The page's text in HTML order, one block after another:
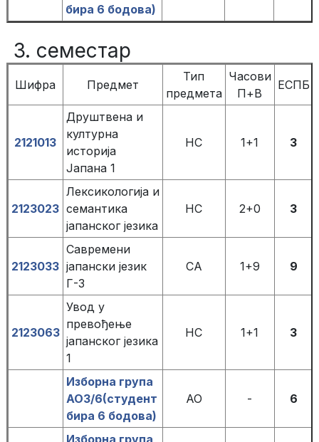
бира 6 бодова)
3. семестар
Шифра Предмет
Тип
предмета
Часови
П+В
ЕСПБ
2121013
Друштвена и
културна
историја
Јапана 1
НС 1+1 3
2123023
Лексикологија и
семантика
јапанског језика
НС 2+0 3
2123033
Савремени
јапански језик
Г-3
СА 1+9 9
2123063
Увод у
превођење
јапанског језика
1
НС 1+1 3
Изборна група
АО3/6(студент
бира 6 бодова)
АО - 6
Изборна група